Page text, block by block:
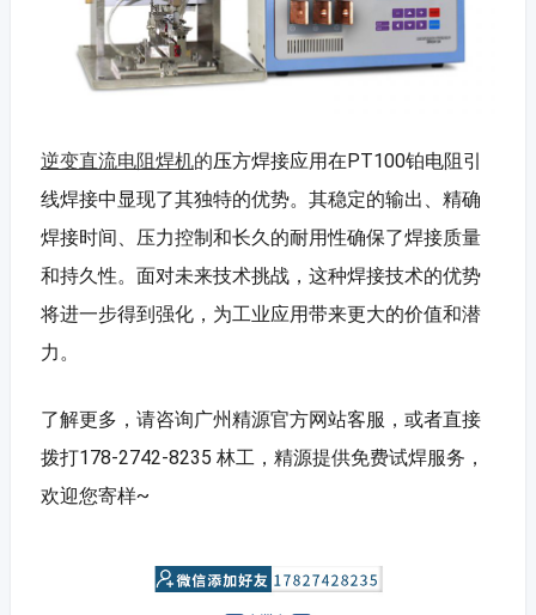
逆变直流电阻焊机的压方焊接应用在PT100铂电阻引
线焊接中显现了其独特的优势。其稳定的输出、精确
焊接时间、压力控制和长久的耐用性确保了焊接质量
和持久性。面对未来技术挑战，这种焊接技术的优势
将进一步得到强化，为工业应用带来更大的价值和潜
力。
了解更多，请咨询广州精源官方网站客服，或者直接
拨打178-2742-8235 林工，精源提供免费试焊服务，
欢迎您寄样~